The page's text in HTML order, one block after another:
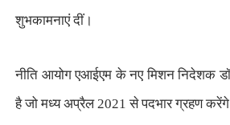
शुभकामनाएं दीं।
नीति आयोग एआईएम के नए मिशन निदेशक
है जो मध्य अप्रैल 2021 से पदभार ग्रहण